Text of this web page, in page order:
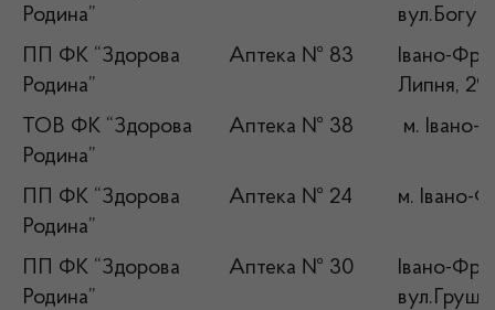
Родина”
ПП ФК “Здорова
Родина”
Аптека № 83
Івано-
Липня,
ТОВ ФК “Здорова
Родина”
Аптека № 38 м. Івано-
ПП ФК “Здорова
Родина”
Аптека № 24 м. Івано-
ПП ФК “Здорова
Родина”
Аптека № 30
Івано-